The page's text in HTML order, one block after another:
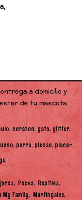
a domicilio y
de tu mascota
corazon gato glitter
perro pienso placa-
Peces
Reptiles
My Family
Martingales